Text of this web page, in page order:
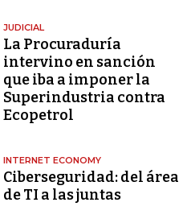
JUDICIAL
La Procuraduría
intervino en sanción
que iba a imponer la
Superindustria contra
Ecopetrol
INTERNET ECONOMY
Ciberseguridad: del área
de TI a las juntas